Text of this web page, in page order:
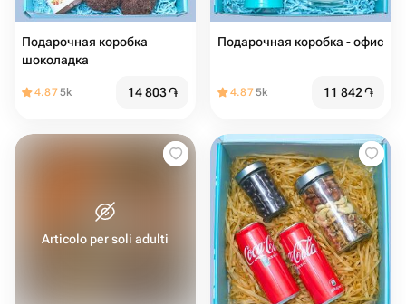
Подарочная коробка
шоколадка
4.875k 14 803֏
Подарочная коробка - офис
4.875k 11 842֏
Articolo per soli adulti